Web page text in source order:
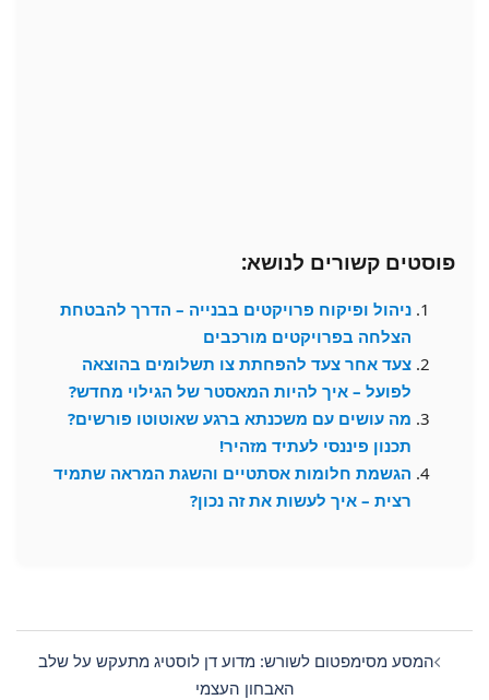
פוסטים קשורים לנושא:
ניהול ופיקוח פרויקטים בבנייה – הדרך להבטחת
הצלחה בפרויקטים מורכבים
צעד אחר צעד להפחתת צו תשלומים בהוצאה
לפועל – איך להיות המאסטר של הגילוי מחדש?
מה עושים עם משכנתא ברגע שאוטוטו פורשים?
תכנון פיננסי לעתיד מזהיר!
הגשמת חלומות אסתטיים והשגת המראה שתמיד
רצית – איך לעשות את זה נכון?
Post
navigation
המסע מסימפטום לשורש: מדוע דן לוסטיג מתעקש על שלב
האבחון העצמי